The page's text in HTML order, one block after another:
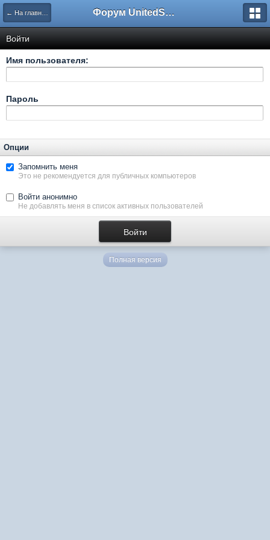
← На главную Форум UnitedSouth
Войти
Имя пользователя:
Пароль
Опции
Запомнить меня
Это не рекомендуется для публичных компьютеров
Войти анонимно
Не добавлять меня в список активных пользователей
Полная версия